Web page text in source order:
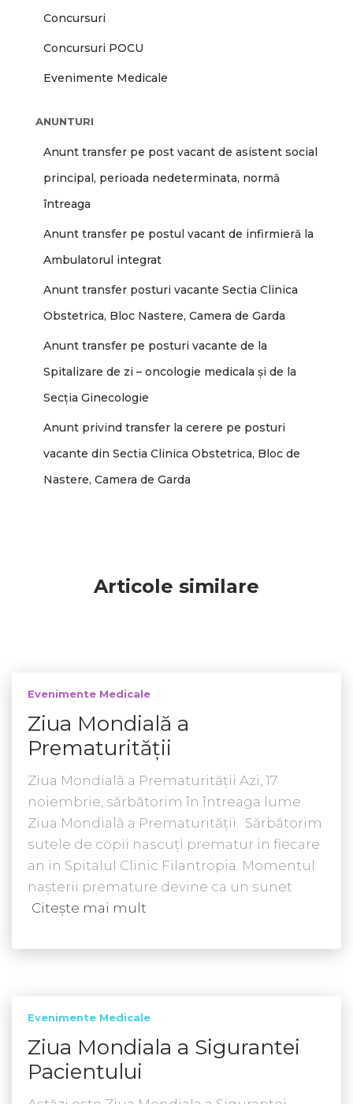
Concursuri
Concursuri POCU
Evenimente Medicale
ANUNTURI
Anunt transfer pe post vacant de asistent social
principal, perioada nedeterminata, normă
întreaga
Anunt transfer pe postul vacant de infirmieră la
Ambulatorul integrat
Anunt transfer posturi vacante Sectia Clinica
Obstetrica, Bloc Nastere, Camera de Garda
Anunt transfer pe posturi vacante de la
Spitalizare de zi – oncologie medicala și de la
Secția Ginecologie
Anunt privind transfer la cerere pe posturi
vacante din Sectia Clinica Obstetrica, Bloc de
Nastere, Camera de Garda
Articole similare
Evenimente Medicale
Ziua Mondială a
Prematurităţii
Ziua Mondială a Prematurităţii Azi, 17
noiembrie, sărbătorim în întreaga lume
Ziua Mondială a Prematurităţii. Sărbătorim
sutele de copii nascuți prematur in fiecare
an in Spitalul Clinic Filantropia. Momentul
nașterii premature devine ca un sunet
Citește mai mult
Evenimente Medicale
Ziua Mondiala a Sigurantei
Pacientului